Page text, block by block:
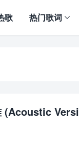
歌 热门歌词
(Acoustic